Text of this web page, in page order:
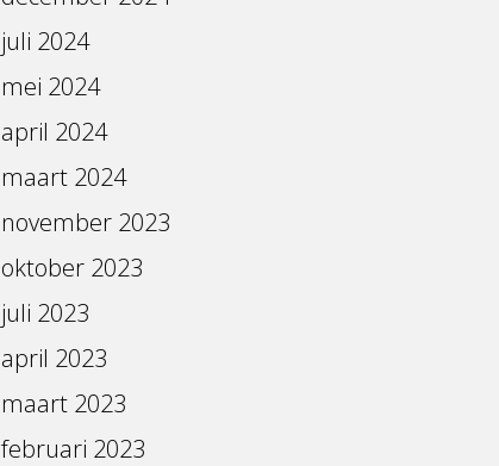
juli 2024
mei 2024
april 2024
maart 2024
november 2023
oktober 2023
juli 2023
april 2023
maart 2023
februari 2023